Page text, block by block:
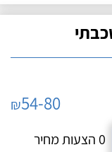
₪54-80
0 הצעות מחיר